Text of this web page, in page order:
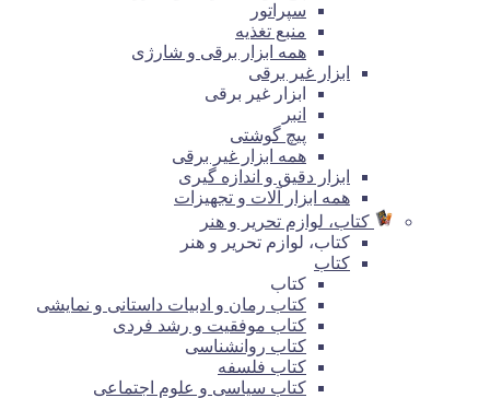
سپراتور
منبع تغذیه
همه ابزار برقی و شارژی
ابزار غیر برقی
ابزار غیر برقی
انبر
پیچ گوشتی
همه ابزار غیر برقی
ابزار دقیق و اندازه گیری
همه ابزار آلات و تجهیزات
کتاب، لوازم تحریر و هنر
کتاب، لوازم تحریر و هنر
کتاب
کتاب
کتاب رمان و ادبیات داستانی و نمایشی
کتاب موفقیت و رشد فردی
کتاب روانشناسی
کتاب فلسفه
کتاب سیاسی و علوم اجتماعی